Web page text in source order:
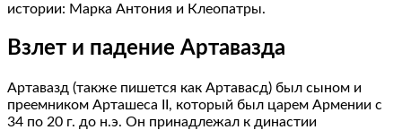
истории: Марка Антония и Клеопатры.
Взлет и падение Артавазда
Артавазд (также пишется как Артавасд) был сыном и
преемником Арташеса II, который был царем Армении с
34 по 20 г. до н.э. Он принадлежал к династии